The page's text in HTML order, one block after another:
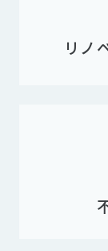
リノ